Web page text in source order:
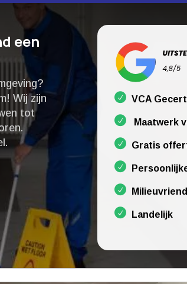
een
Wij zijn
tot
VCA
Maatwerk
Gratis
Landelijk